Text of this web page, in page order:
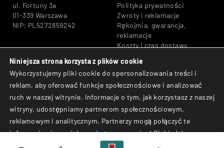
ul. Fortuny 3a
01-339 Warszawa
NIP: PL5272859242
Polityka prywatności
Zwroty i reklamacje
Rękojmia, gwarancja,
reklamacje
Koszty i czas dostawy
Tel: +48 533 666 776
E-mail: shop@lifeaid.pl
Bezpieczne płatności:
Przelewy24, BLIK, Karty
płatnicze
© Life Aid sp. z o.o. All
Rights Reserved.
Niniejsza strona korzysta z plików cookie
Wykorzystujemy pliki cookie do spersonalizowania treści i
reklam, aby oferować funkcje społecznościowe i analizować
ruch w naszej witrynie. Informacje o tym, jak korzystasz z naszej
witryny, udostępniamy partnerom społecznościowym,
reklamowym i analitycznym. Partnerzy mogą połączyć te
informacje z innymi danymi otrzymanymi od Ciebie lub
uzyskanymi podczas korzystania z ich usług.